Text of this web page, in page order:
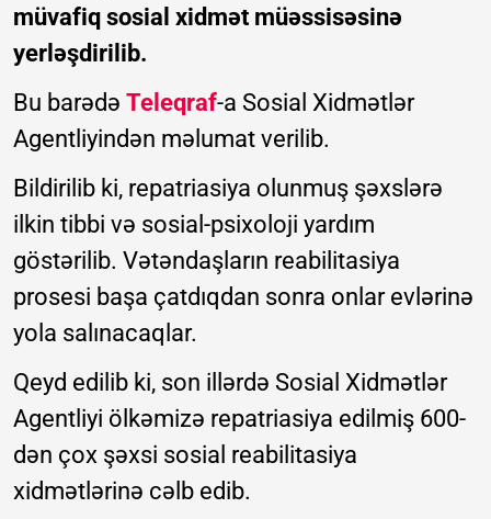
müvafiq sosial xidmət müəssisəsinə
yerləşdirilib.
Bu barədə Teleqraf-a Sosial Xidmətlər
Agentliyindən məlumat verilib.
Bildirilib ki, repatriasiya olunmuş şəxslərə
ilkin tibbi və sosial-psixoloji yardım
göstərilib. Vətəndaşların reabilitasiya
prosesi başa çatdıqdan sonra onlar evlərinə
yola salınacaqlar.
Qeyd edilib ki, son illərdə Sosial Xidmətlər
Agentliyi ölkəmizə repatriasiya edilmiş 600-
dən çox şəxsi sosial reabilitasiya
xidmətlərinə cəlb edib.